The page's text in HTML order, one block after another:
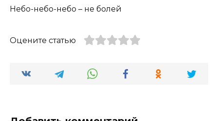
Небо-небо-небо – не болей
Оцените статью